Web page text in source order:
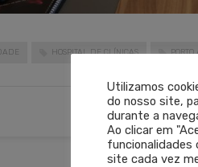
HOSPITAL DE CLÍNICAS PORTO
Utilizamos
do nosso site,
durante a
Ao clicar em
funcionalidades
site cada vez